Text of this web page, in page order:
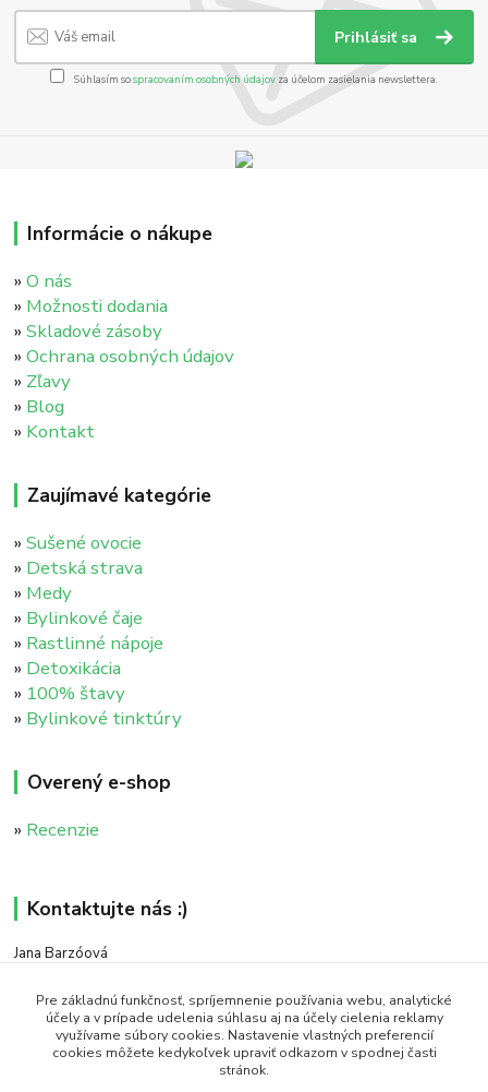
Prihlásiť sa
Súhlasím sospracovaním osobných údajov za účelom zasielania newslettera.
Informácie o nákupe
»O nás
» Možnosti dodania
»Skladové zásoby
»Ochrana osobných údajov
» Zľavy
» Blog
» Kontakt
Zaujímavé kategórie
»Sušené ovocie
» Detská strava
» Medy
» Bylinkové čaje
» Rastlinné nápoje
» Detoxikácia
» 100% štavy
» Bylinkové tinktúry
Overený e-shop
» Recenzie
Kontaktujte nás :)
Jana Barzóová
(PO - PIA, 8:00 - 18:00)
objednavky@naturaj.sk
Pre základnú funkčnosť, spríjemnenie používania webu, analytické
účely a v prípade udelenia súhlasu aj na účely cielenia reklamy
využívame súbory cookies. Nastavenie vlastných preferencií
cookies môžete kedykoľvek upraviť odkazom v spodnej časti
stránok.